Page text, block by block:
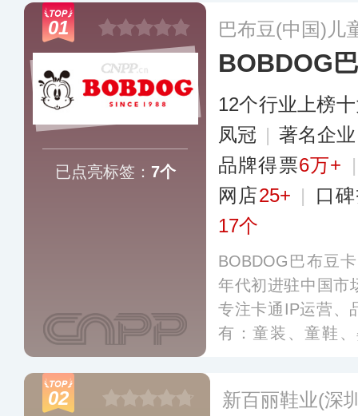
01
已点亮标签： 7个
巴布豆(中国)儿
BOBDOG
12个行业上榜
凤冠 | 著名企
品牌得票6万+
网店25+ |
口
17个
BOBDOG巴布豆
年代初进驻中国市
专注卡通IP运营、
有：童装、童鞋
02 新百丽鞋业(深